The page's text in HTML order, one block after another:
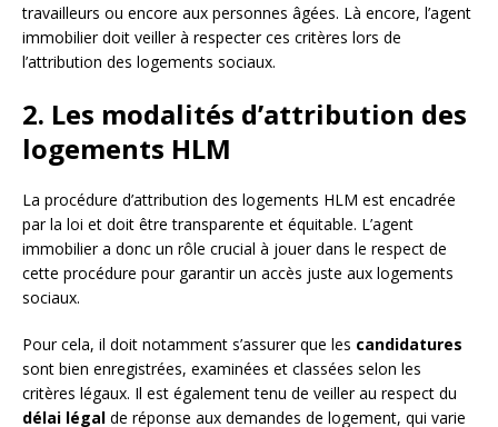
travailleurs ou encore aux personnes âgées. Là encore, l’agent
immobilier doit veiller à respecter ces critères lors de
l’attribution des logements sociaux.
2. Les modalités d’attribution des
logements HLM
La procédure d’attribution des logements HLM est encadrée
par la loi et doit être transparente et équitable. L’agent
immobilier a donc un rôle crucial à jouer dans le respect de
cette procédure pour garantir un accès juste aux logements
sociaux.
Pour cela, il doit notamment s’assurer que les candidatures
sont bien enregistrées, examinées et classées selon les
critères légaux. Il est également tenu de veiller au respect du
délai légal de réponse aux demandes de logement, qui varie